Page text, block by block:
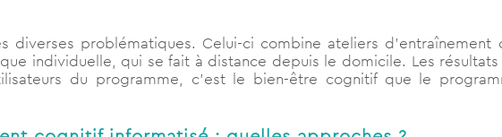
diverses problématiques. Celui-ci combine ateliers
individuelle, qui se fait à distance depuis le domicile. Les
du programme, c’est le bien-être cognitif que le